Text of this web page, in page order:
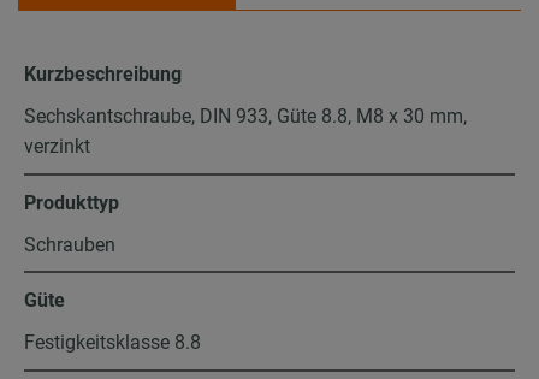
Kurzbeschreibung
Sechskantschraube, DIN 933, Güte 8.8, M8 x 30 mm,
verzinkt
Produkttyp
Schrauben
Güte
Festigkeitsklasse 8.8